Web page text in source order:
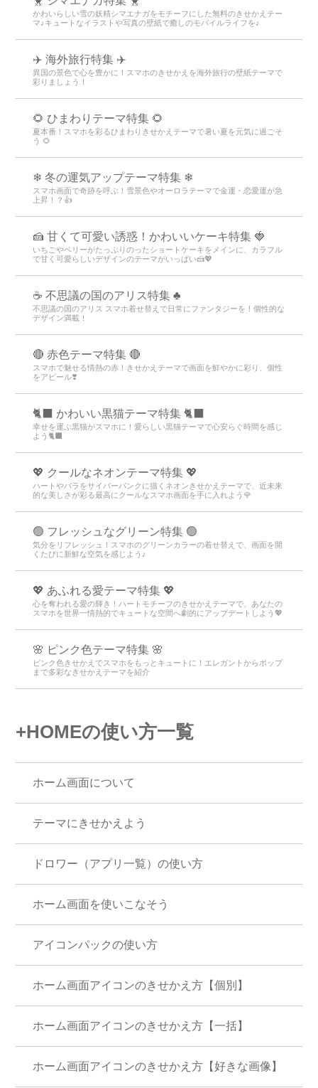
かわいらしい雪の妖精シマエナガをモチーフにした無料のきせかえテー
マ♪キュートなイラストや写真の壁紙で癒しのモバイルライフを♪
✈️ 海外旅行特集 ✈️
異国の景色で心を豊かに！スマホのきせかえを海外旅行の壁紙テーマで
彩りましょう！
🌻 ひまわりテーマ特集 🌻
夏本番！スマホを彩るひまわりきせかえテーマで暑い夏を元気に過ごそ
う 🌻
❄ 冬の運気アップテーマ特集 ❄
スマホ画面で奇跡を呼ぶ！雪景色やオーロラテーマで金運・恋愛運が急
上昇！？👍
🍰 甘くて可愛い誘惑！かわいいケーキ特集 🍓
いちごやベリーがたっぷりのったショートケーキをメインに、カラフル
で甘く可愛らしいデザインのテーマがいっぱい🍰💖
☕ 不思議の国のアリス特集 ♣
不思議の国のアリス スマホ着せ替えで日常にファンタジーを！個性的な
デザイン満載！
🔴 赤色テーマ特集 🔴
スマホで魅せる情熱の赤！きせかえテーマで画面を鮮やかに彩り、個性
をアピール❣️
🐈‍⬛ かわいい黒猫テーマ特集 🐈‍⬛
幸せを運ぶ黒猫がスマホに！愛らしい黒猫テーマで心安らぐ時間を感じ
よう🐈‍⬛
💖 クールなネオンテーマ特集 💖
ハートやバラをサイバーパンクに描くネオンきせかえテーマで、近未来
的な美しさが彩る最高にクールなスマホ画面を手に入れよう🌹
🟢 フレッシュなグリーン特集 🟢
気分をリフレッシュ！スマホのグリーンカラーの着せ替えで、画面を開
くたびに新鮮な空気を感じよう♪
💖 あふれる愛テーマ特集 💖
心を奪われる愛の輝き！ハートモチーフのきせかえテーマで、あなたの
スマホを世界一情熱的でキュートな空間へ劇的にアップデートしよう💖
🌸 ピンク色テーマ特集 🌸
ピンク色きせかえでスマホをもっとキュートに！エレガントからポップ
まで多彩なきせかえテーマを紹介
+HOMEの使い方一覧
ホーム画面について
テーマにきせかえよう
ドロワー（アプリ一覧）の使い方
ホーム画面を使いこなそう
アイコンパックの使い方
ホーム画面アイコンのきせかえ方【個別】
ホーム画面アイコンのきせかえ方【一括】
ホーム画面アイコンのきせかえ方【好きな画像】